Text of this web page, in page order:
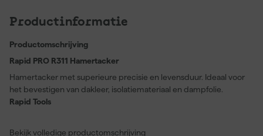
Productinformatie
Productomschrijving
Rapid PRO R311 Hamertacker
Hamertacker met superieure precisie en levensduur. Ideaal voor
het bevestigen van dakleer, isolatiemateriaal en dampfolie.
Rapid Tools
bevestigingsoplossingen - van kantoornietmachines en
Bekijk volledige productomschrijving